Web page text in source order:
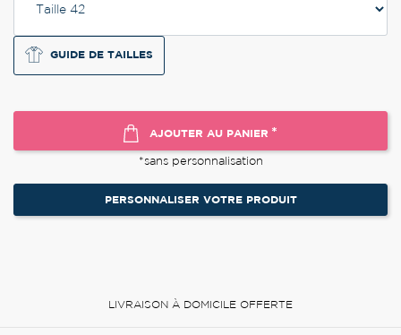
GUIDE DE TAILLES
AJOUTER AU PANIER *
*sans personnalisation
PERSONNALISER VOTRE PRODUIT
LIVRAISON À DOMICILE OFFERTE